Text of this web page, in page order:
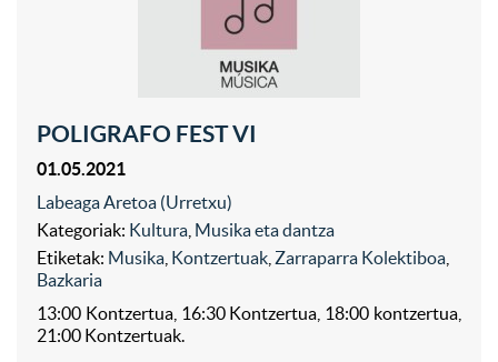
POLIGRAFO FEST VI
01.05.2021
Labeaga Aretoa (Urretxu)
Kategoriak: Kultura Musika eta dantza
Etiketak: Musika Kontzertuak Zarraparra Kolektiboa
Bazkaria
13:00 Kontzertua, 16:30 Kontzertua, 18:00 kontzertua,
21:00 Kontzertuak.